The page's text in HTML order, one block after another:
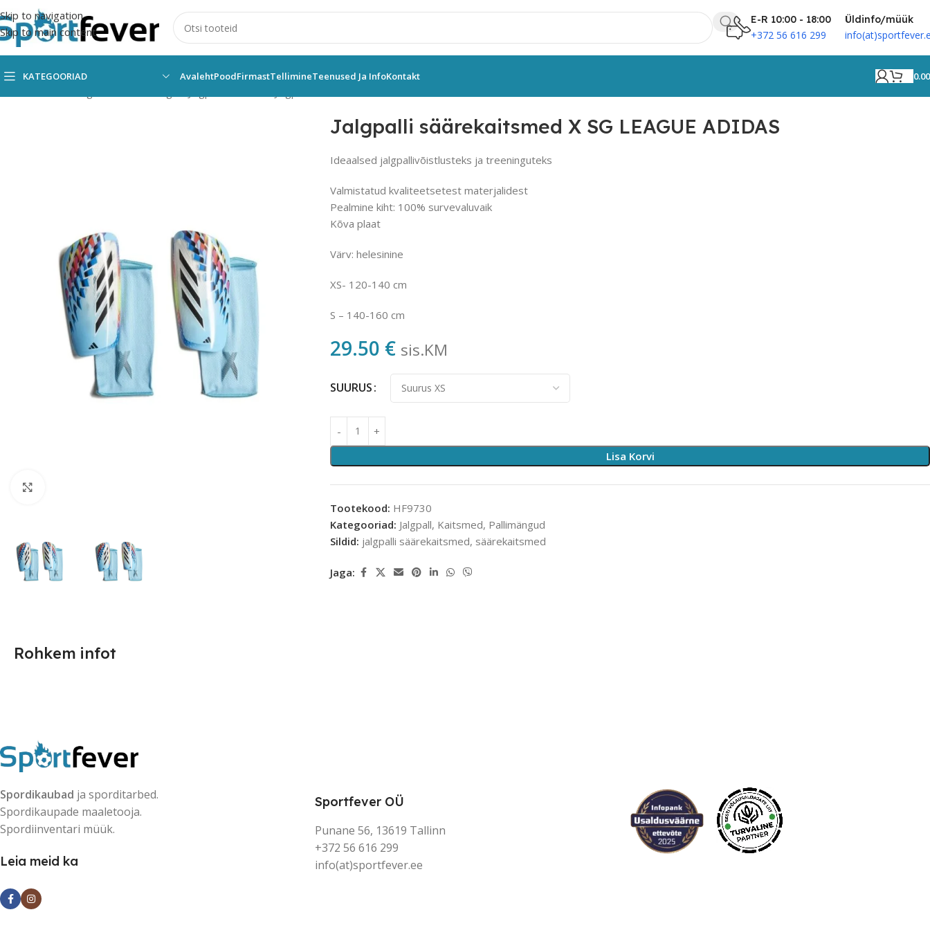
Skip to navigation
Skip to main content
E-R 10:00 - 18:00
+372 56 616 299
Üldinfo/müük
KATEGOORIAD AvalehtPoodFirmastTellimineTeenused Ja InfoKontakt
Jalgpalli säärekaitsmed X SG LEAGUE ADIDAS
Ideaalsed jalgpallivõistlusteks ja treeninguteks
Valmistatud kvaliteetsetest materjalidest
Pealmine kiht: 100% survevaluvaik
Kõva plaat
Värv: helesinine
XS- 120-140 cm
S – 140-160 cm
29.50 € sis.KM
SUURUS
Lisa Korvi
Tootekood: HF9730
Kategooriad: Jalgpall, Kaitsmed, Pallimängud
Sildid: jalgpalli säärekaitsmed, säärekaitsmed
Jaga:
Rohkem infot
Spordikaubad ja sporditarbed.
Spordikaupade maaletooja.
Spordiinventari müük.
Leia meid ka
Sportfever OÜ
Punane 56, 13619 Tallinn
+372 56 616 299
info(at)sportfever.ee